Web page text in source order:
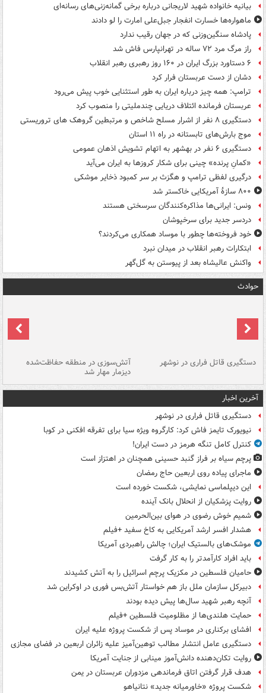
بیانیه خانواده شهید لاریجانی درباره برخی گمانه‌زنی‌های رسانه‌ای
ماهواره‌ها خسارت انفجار جبل‌علی امارت را لو دادند
پادشاه سنگین‌وزنی که در جهان رقیب ندارد
راز مرگ مرد ۷۲ ساله در تهرانپارس فاش شد
۶ دستاورد بزرگ ایران در ۱۶۰ روز رهبری رهبر انقلاب
دشان از دست عربستان فرار کرد
ترامپ: همه چیز درباره ایران به طور استثنایی خوب پیش می‌رود
عربستان فرمانده ائتلاف دریایی چندملیتی را منصوب کرد
دستگیری ۸ نفر از اشرار مسلح شاخص و مرتبطین گروهک های تروریستی
موج بارش‌های تابستانه در راه ۱۱ استان
دستگیری ۶ نفر در بهشهر به اتهام تشویش اذهان عمومی
«کمانِ پرنده» چینی برای شکار کروزها به ایران می‌آید
درگیری لفظی ترامپ و هگزث بر سر کمبود ذخایر موشکی
۸۰۰ سازۀ آمریکایی خاکستر شد
ونس: ایرانی‌ها مذاکره‌کنندگان سرسختی هستند
دردسر جدید برای سرخپوشان
خود فروخته‌ها چطور با موساد همکاری می‌کردند؟
ابتکارات رهبر انقلاب در میدان نبرد
واکنش عالیشاه بعد از پیوستن به گل‌گهر
حوادث
دستگیری قاتل فراری در نوشهر آتش‌سوزی در منطقه حفاظت‌شده
دیزمار مهار شد
آخرین اخبار
دستگیری قاتل فراری در نوشهر
نیویورک تایمز فاش کرد: کارگروه ویژه سیا برای تفرقه افکنی در کوبا
کنترل کامل تنگه هرمز در دست ایران!
پرچم سیاه بر فراز گنبد حسینی همچنان در اهتزاز است
ماجرای پیاده روی اربعین حاج رمضان
این دیپلماسی نمایشی، شکست خورده است
روایت پزشکیان از انحلال بانک آینده
شمیم خوش رضوی در هوای بین‌الحرمین
هشدار افسر ارشد آمریکایی به کاخ سفید +فیلم
موشک‌های بالستیک ایران؛ چالش راهبردی آمریکا
باید افراد کارآمدتر را به کار گرفت
حامیان فلسطین در مکزیک پرچم اسرائیل را به آتش کشیدند
دبیرکل سازمان ملل باز هم خواستار آتش‌بس فوری در اوکراین شد
آنچه رهبر شهید سال‌ها پیش دیده بودند
حمایت هلندی‌ها از مظلومیت فلسطین +فیلم
افشای برکناری در موساد پس از شکست پروژه علیه ایران
دستگیری عامل انتشار مطالب توهین‌آمیز علیه زائران اربعین در فضای مجازی
روایت تکان‌دهنده دانش‌آموز مینابی از جنایت آمریکا
هدف قرار گرفتن اتاق‌ فرماندهی مزدوران عربستان در یمن
شکست پروژه «خاورمیانه جدید» نتانیاهو